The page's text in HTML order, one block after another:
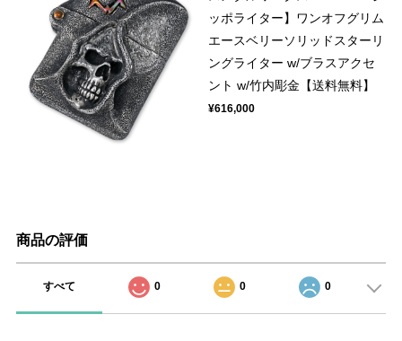
ッポライター】ワンオフグリム
エースベリーソリッドスターリ
ングライター w/ブラスアクセ
ント w/竹内彫金【送料無料】
¥616,000
商品の評価
すべて 0 0 0